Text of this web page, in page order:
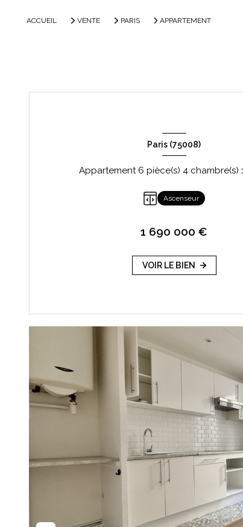
ACCUEIL VENTE PARIS APPARTEMENT
Paris (75008)
Ascenseur
1 690 000 €
VOIR LE BIEN